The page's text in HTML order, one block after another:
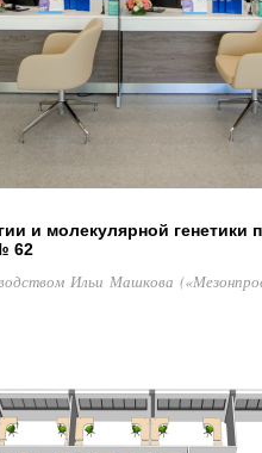
и молекулярной генетики
62
Ильи Машкова